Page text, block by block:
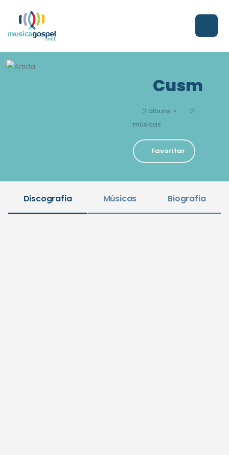
Cusm
2 álbuns •
21
músicas
Favoritar
Discografia Músicas Biografia